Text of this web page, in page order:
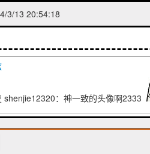
3/13 20:54:18
shenjie12320：神一致的头像啊2333